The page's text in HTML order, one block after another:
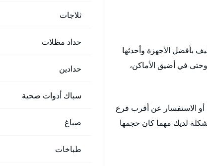
بأفضل الأجهزة وأحدثها
وحتى في أضيق الأماكن،
أو الاستفسار عن أقرب فرع
لديك مهما كان حجمها
ثلاجات
حداد مظلات
حدادين
سباك أدوات صحية
صباغ
طباخات